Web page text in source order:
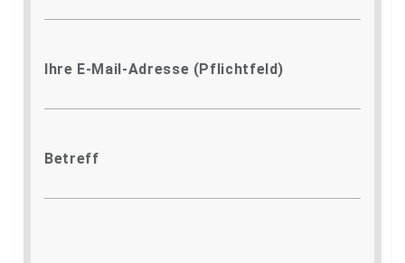
Ihre E-Mail-Adresse (Pflichtfeld)
Betreff